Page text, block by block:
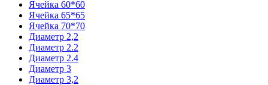
Ячейка 60*60
Ячейка 65*65
Ячейка 70*70
Диаметр 2,2
Диаметр 2.2
Диаметр 2.4
Диаметр 3
Диаметр 3,2